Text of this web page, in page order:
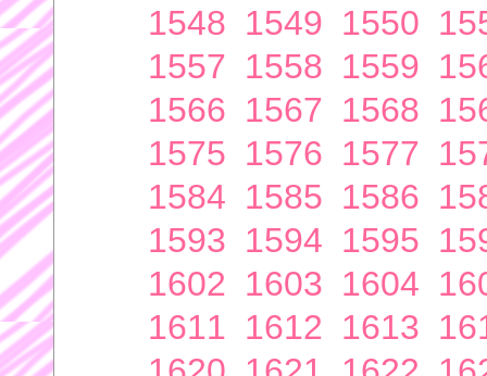
1548 1549 1550
1557 1558 1559
1566 1567 1568
1575 1576 1577
1584 1585 1586
1593 1594 1595
1602 1603 1604
1611 1612 1613